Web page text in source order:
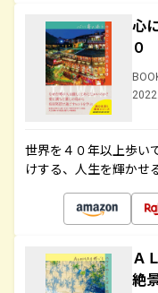
心
０
世界を４０年以上歩い
けする、人生を輝かせ
Ａ
絶